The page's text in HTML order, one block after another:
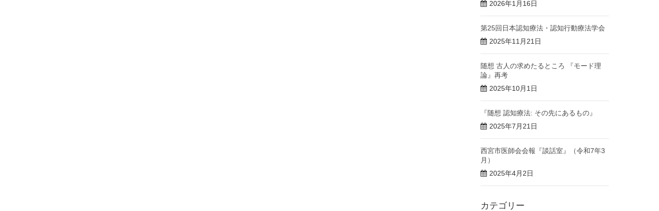
2026年1月16日
第25回日本認知療法・認知行動療法学会
2025年11月21日
随想 古人の求めたるところ 『モード理
論』再考
2025年10月1日
『随想 認知療法: その先にあるもの』
2025年7月21日
西宮市医師会会報『談話室』（令和7年3
月）
2025年4月2日
カテゴリー